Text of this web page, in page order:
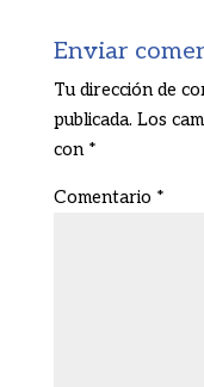
Enviar
Tu dirección de
publicada. Los
con *
Comentario *